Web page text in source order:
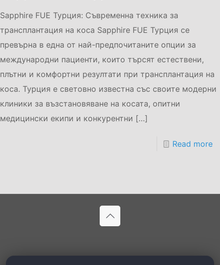
Sapphire FUE Турция: Съвременна техника за
трансплантация на коса Sapphire FUE Турция се
превърна в една от най-предпочитаните опции за
международни пациенти, които търсят естествени,
плътни и комфортни резултати при трансплантация на
коса. Турция е световно известна със своите модерни
клиники за възстановяване на косата, опитни
медицински екипи и конкурентни […]
Read more